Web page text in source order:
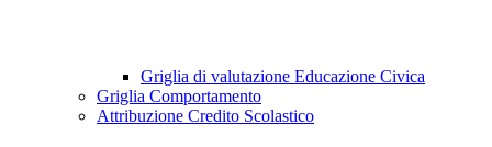
Griglia di valutazione Educazione Civica
Griglia Comportamento
Attribuzione Credito Scolastico